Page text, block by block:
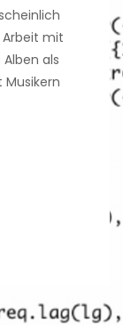
mit
als